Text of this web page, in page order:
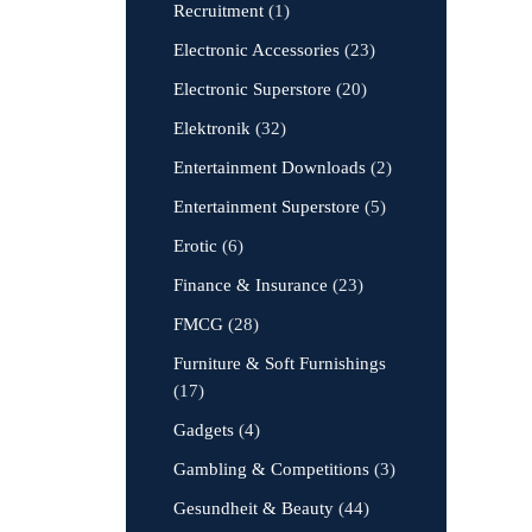
Recruitment (1)
Electronic Accessories (23)
Electronic Superstore (20)
Elektronik (32)
Entertainment Downloads (2)
Entertainment Superstore (5)
Erotic (6)
Finance & Insurance (23)
FMCG (28)
Furniture & Soft Furnishings
(17)
Gadgets (4)
Gambling & Competitions (3)
Gesundheit & Beauty (44)